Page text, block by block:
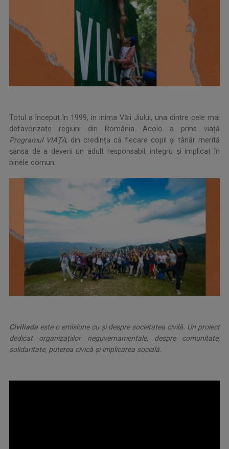
Totul a început în 1999, în inima Văii Jiului, una dintre cele mai
defavorizate regiuni din România. Acolo a prins viață
Programul VIAȚA, din credința că fiecare copil și tânăr merită
șansa de a deveni un adult responsabil, integru și implicat în
binele comun.
Civiliada este o emisiune cu și despre societatea civilă. Un proiect
dedicat organizațiilor neguvernamentale, despre comunitate,
solidaritate, puterea civică și implicarea socială.